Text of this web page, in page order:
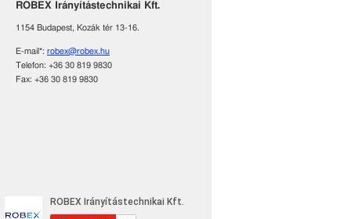
ROBEX Irányítástechnikai Kft.
1154 Budapest, Kozák tér 13-16.
E-mail*: robex@robex.hu
Telefon: +36 30 819 9830
Fax: +36 30 819 9830